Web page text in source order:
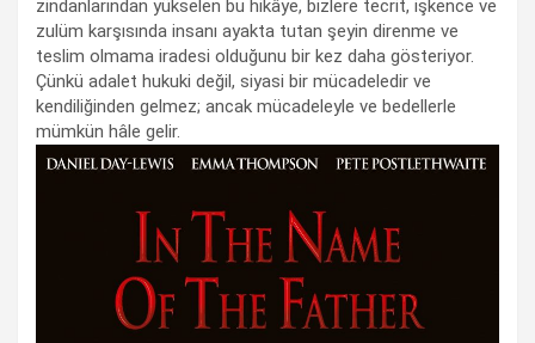
zindanlarından yükselen bu hikâye, bizlere tecrit, işkence ve
zulüm karşısında insanı ayakta tutan şeyin direnme ve
teslim olmama iradesi olduğunu bir kez daha gösteriyor.
Çünkü adalet hukuki değil, siyasi bir mücadeledir ve
kendiliğinden gelmez; ancak mücadeleyle ve bedellerle
mümkün hâle gelir.